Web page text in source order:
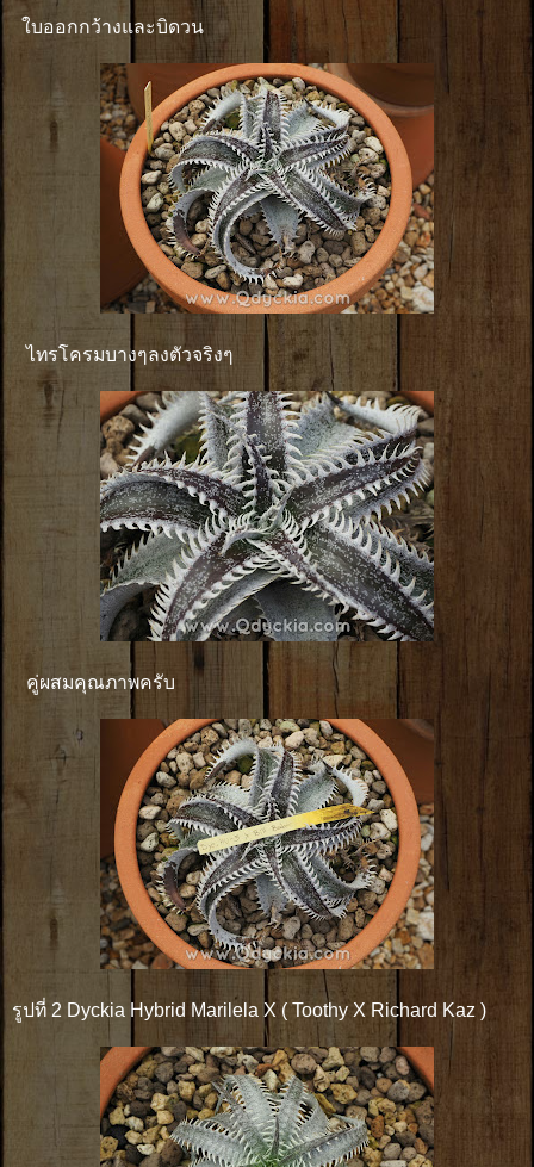
ใบออกกว้างและบิดวน
ไทรโครมบางๆลงตัวจริงๆ
คู่ผสมคุณภาพครับ
รูปที่ 2 Dyckia Hybrid Marilela X ( Toothy X Richard Kaz )